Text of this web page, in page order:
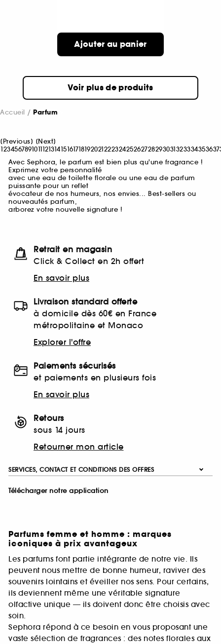
Ajouter au panier
Voir plus de produits
Accueil Parfum
[Previous] [Next]
12345678910111213141516171819202122232425262728293031323334353637
Avec Sephora, le parfum est bien plus qu'une fragrance !
Exprimez votre personnalité
avec une eau de toilette florale ou une eau de parfum
puissante pour un reflet
évocateur de nos humeurs, nos envies... Best-sellers ou
nouveautés parfum,
arborez votre nouvelle signature !
Retrait en magasin
Click & Collect en 2h offert
En savoir plus
Livraison standard offerte
à domicile dès 60€ en France
métropolitaine et Monaco
Explorer l'offre
Paiements sécurisés
et paiements en plusieurs fois
En savoir plus
Retours
sous 14 jours
Retourner mon article
SERVICES, CONTACT ET CONDITIONS DES OFFRES
Télécharger notre application
Parfums femme et homme : marques
iconiques à prix avantageux
Les parfums font partie intégrante de notre vie. Ils
peuvent nous mettre de bonne humeur, raviver des
souvenirs lointains et éveiller nos sens. Pour certains,
ils deviennent même une véritable signature
olfactive unique — ils doivent donc être choisis avec
soin.
Sephora répond à ce besoin en vous proposant une
vaste sélection de fragrances : des notes florales aux